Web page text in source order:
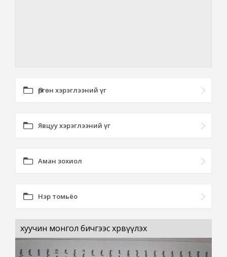
Өргөн хэрэглээний үг
Явцуу хэрэглээний үг
Аман зохиол
Нэр томьёо
хуучин монгол бичгээс хөрвүүлэх